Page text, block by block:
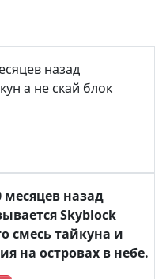
назад
а не скай блок
месяцев назад
Skyblock
смесь тайкуна и
на островах в небе.